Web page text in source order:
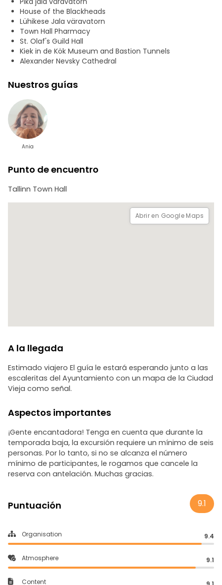
algunos jóvenes se les llamaba Cabecitas Negras y el
significado del proverbio medieval "El aire de la ciudad
hace libre a cualquiera".
En este recorrido, descubriremos diferentes aspectos de la
vida en la Tallin medieval. No se lo pierda.
House of the Blackheads
Lühikese Jala väravatorn
Town Hall Pharmacy
St. Olaf's Guild Hall
Kiek in de Kök Museum and Bastion Tunnels
Alexander Nevsky Cathedral
Nuestros guías
Ania
Punto de encuentro
Tallinn Town Hall
Abrir en Google Maps
A la llegada
Estimado viajero El guía le estará esperando junto a las
escaleritas del Ayuntamiento con un mapa de la Ciudad
Vieja como señal.
Aspectos importantes
¡Gente encantadora! Tenga en cuenta que durante la
temporada baja, la excursión requiere un mínimo de seis
personas. Por lo tanto, si no se alcanza el número
mínimo de participantes, le rogamos que cancele la
reserva con antelación. Muchas gracias.
Puntuación 9.1
Organisation 9.4
Atmosphere 9.1
Content